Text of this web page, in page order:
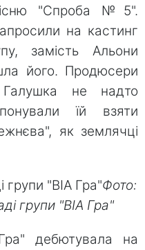
"Спроба №5".
на кастинг
замість Альони
його. Продюсери
Галушка не надто
їй взяти
як землячці
Фото:
групи "ВІА Гра"
дебютувала на